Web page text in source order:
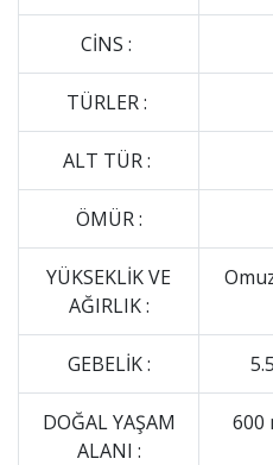
CİNS :
TÜRLER :
ALT TÜR :
ÖMÜR :
YÜKSEKLİK VE
AĞIRLIK :
GEBELİK :
DOĞAL YAŞAM
ALANI :
600